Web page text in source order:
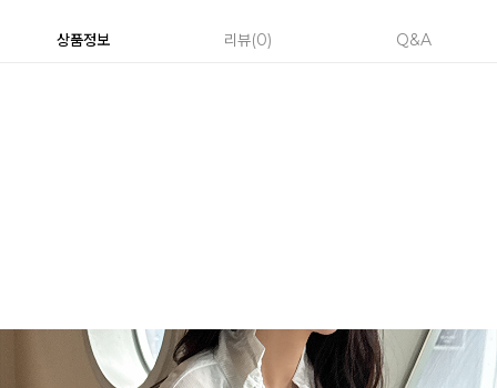
상품정보 리뷰 0 Q&A